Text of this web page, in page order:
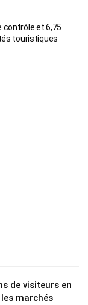
contrôle et 6,75
touristiques
de visiteurs en
marchés